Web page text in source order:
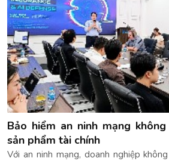
Bảo hiểm an ninh mạng
sản phẩm tài chính
Với an ninh mạng, doanh nghiệp